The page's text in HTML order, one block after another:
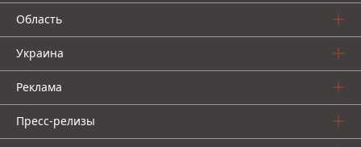
Область
Украина
Реклама
Пресс-релизы